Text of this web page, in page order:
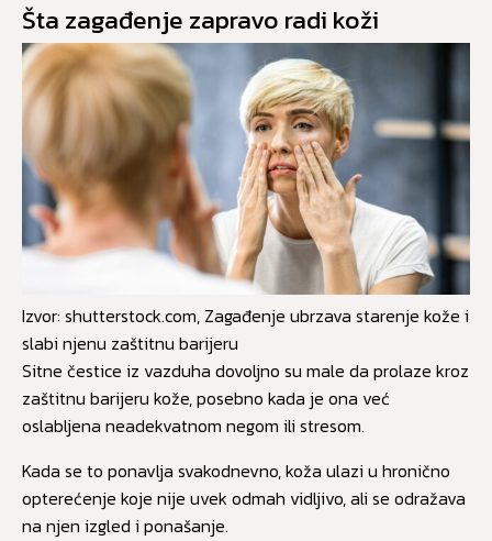
Šta zagađenje zapravo radi koži
Izvor: shutterstock.com, Zagađenje ubrzava starenje kože i
slabi njenu zaštitnu barijeru
Sitne čestice iz vazduha dovoljno su male da prolaze kroz
zaštitnu barijeru kože, posebno kada je ona već
oslabljena neadekvatnom negom ili stresom.
Kada se to ponavlja svakodnevno, koža ulazi u hronično
opterećenje koje nije uvek odmah vidljivo, ali se odražava
na njen izgled i ponašanje.